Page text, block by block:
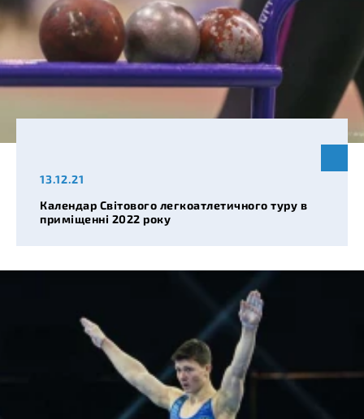
13.12.21
Календар Світового легкоатлетичного туру в
приміщенні 2022 року